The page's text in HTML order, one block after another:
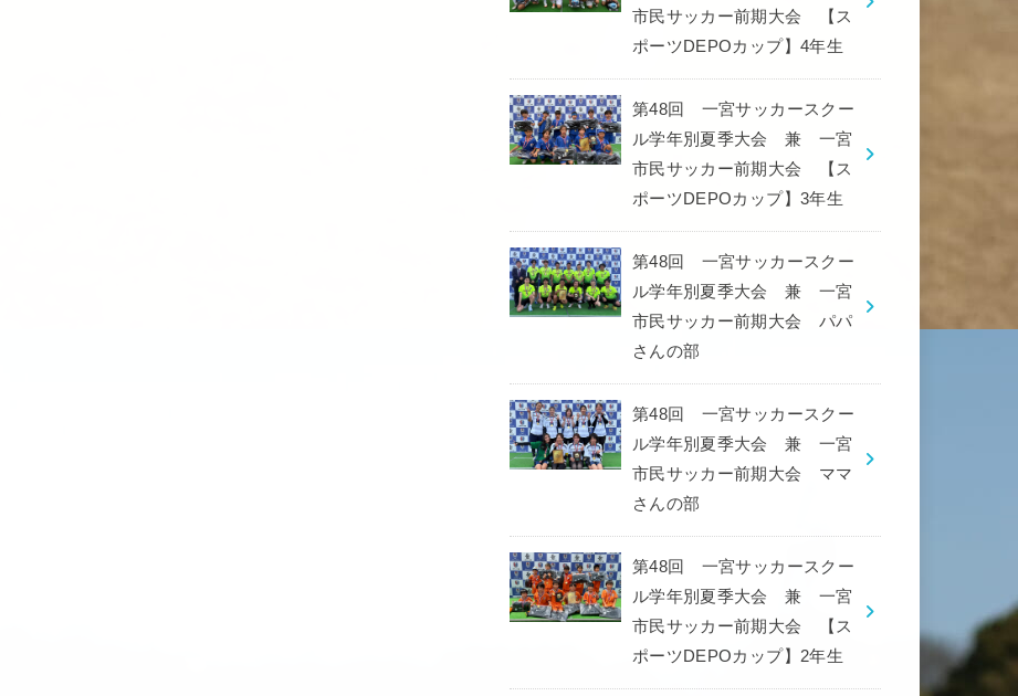
市民サッカー前期大会 【ス
ポーツDEPOカップ】4年生
第48回 一宮サッカースクー
ル学年別夏季大会 兼 一宮
市民サッカー前期大会 【ス
ポーツDEPOカップ】3年生
第48回 一宮サッカースクー
ル学年別夏季大会 兼 一宮
市民サッカー前期大会 パパ
さんの部
第48回 一宮サッカースクー
ル学年別夏季大会 兼 一宮
市民サッカー前期大会 ママ
さんの部
第48回 一宮サッカースクー
ル学年別夏季大会 兼 一宮
市民サッカー前期大会 【ス
ポーツDEPOカップ】2年生